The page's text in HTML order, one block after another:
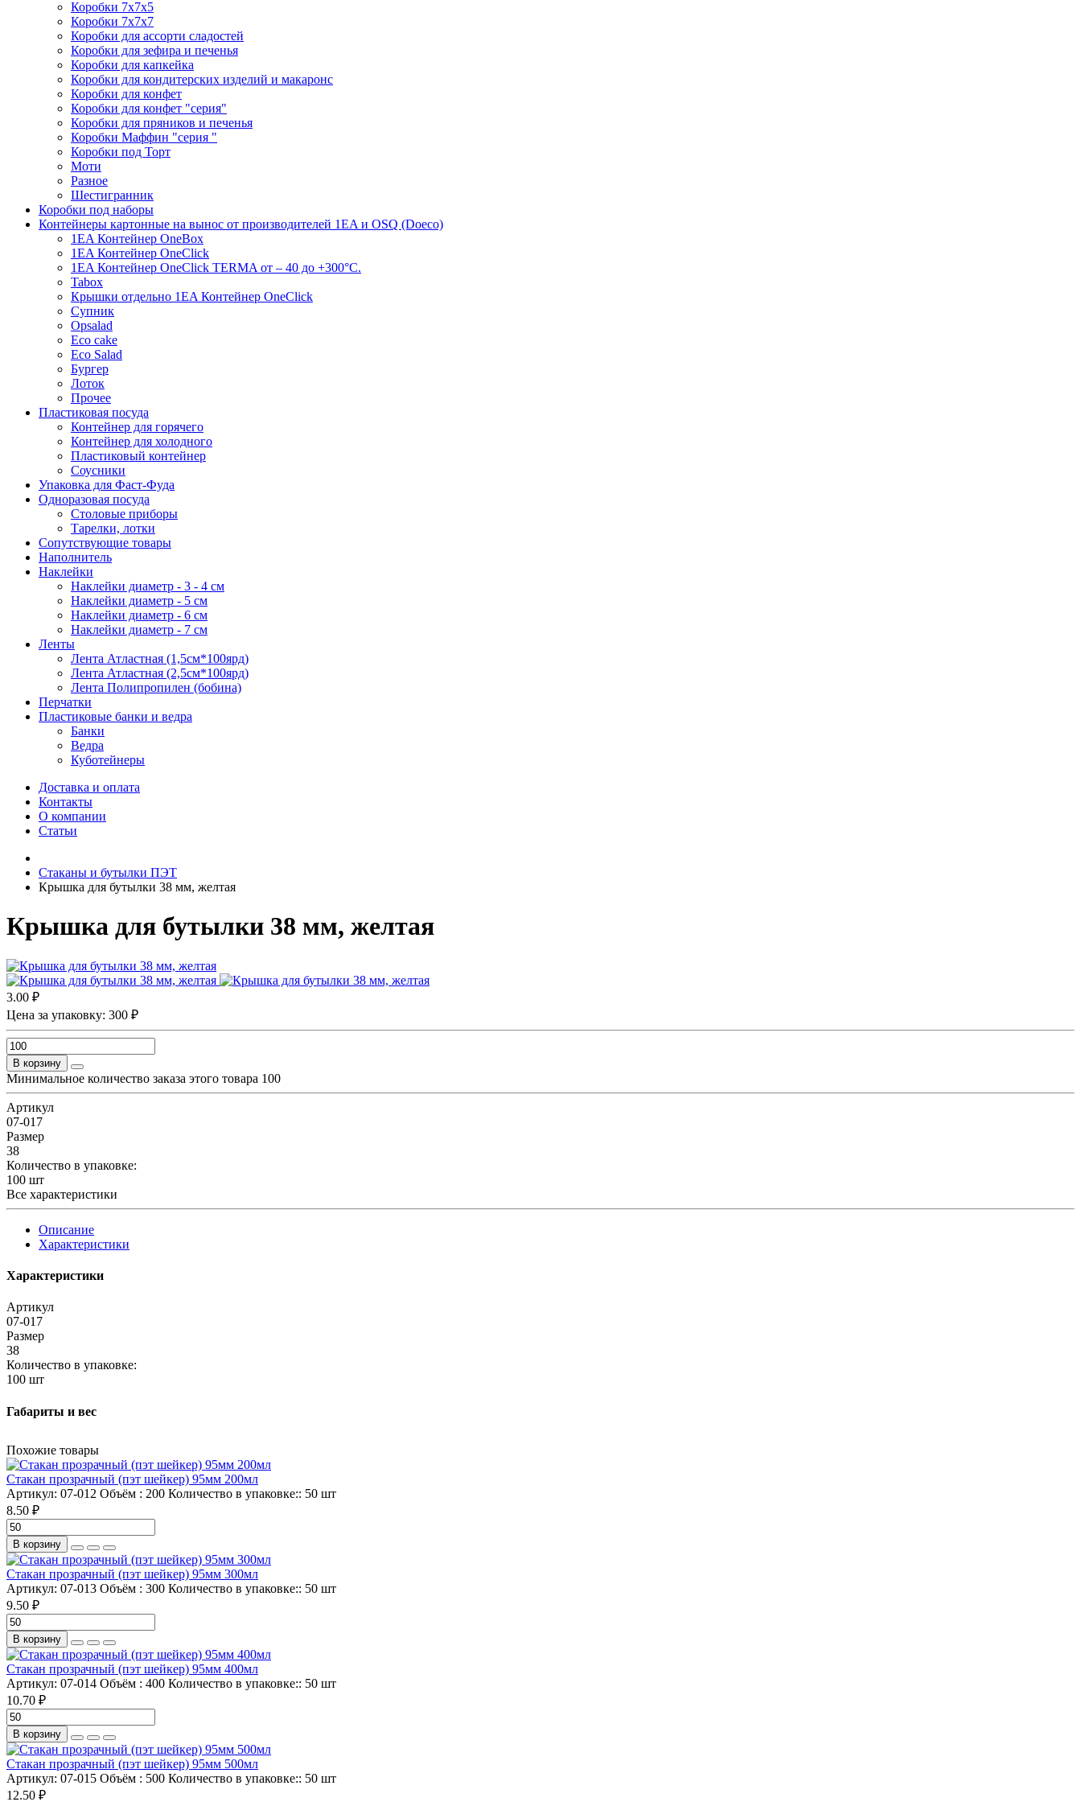
Коробки 7х7х5
Коробки 7х7х7
Коробки для ассорти сладостей
Коробки для зефира и печенья
Коробки для капкейка
Коробки для кондитерских изделий и макаронс
Коробки для конфет
Коробки для конфет "серия"
Коробки для пряников и печенья
Коробки Маффин "серия "
Коробки под Торт
Моти
Разное
Шестигранник
Коробки под наборы
Контейнеры картонные на вынос от производителей 1EA и OSQ (Doeco)
1EA Контейнер OneBox
1EA Контейнер OneClick
1EA Контейнер OneClick TERMA от – 40 до +300°C.
Tabox
Крышки отдельно 1EA Контейнер OneClick
Супник
Opsalad
Eco cake
Eco Salad
Бургер
Лоток
Прочее
Пластиковая посуда
Контейнер для горячего
Контейнер для холодного
Пластиковый контейнер
Соусники
Упаковка для Фаст-Фуда
Одноразовая посуда
Столовые приборы
Тарелки, лотки
Сопутствующие товары
Наполнитель
Наклейки
Наклейки диаметр - 3 - 4 см
Наклейки диаметр - 5 см
Наклейки диаметр - 6 см
Наклейки диаметр - 7 см
Ленты
Лента Атластная (1,5см*100ярд)
Лента Атластная (2,5см*100ярд)
Лента Полипропилен (бобина)
Перчатки
Пластиковые банки и ведра
Банки
Ведра
Куботейнеры
Доставка и оплата
Контакты
О компании
Статьи
Стаканы и бутылки ПЭТ
Крышка для бутылки 38 мм, желтая
Крышка для бутылки 38 мм, желтая
3.00 ₽
Цена за упаковку: 300 ₽
В корзину
Минимальное количество заказа этого товара 100
Артикул
07-017
Размер
38
Количество в упаковке:
100 шт
Все характеристики
Описание
Характеристики
Характеристики
Артикул
07-017
Размер
38
Количество в упаковке:
100 шт
Габариты и вес
Похожие товары
Стакан прозрачный (пэт шейкер) 95мм 200мл
Артикул: 07-012 Объём : 200 Количество в упаковке:: 50 шт
8.50 ₽
В корзину
Стакан прозрачный (пэт шейкер) 95мм 300мл
Артикул: 07-013 Объём : 300 Количество в упаковке:: 50 шт
9.50 ₽
В корзину
Стакан прозрачный (пэт шейкер) 95мм 400мл
Артикул: 07-014 Объём : 400 Количество в упаковке:: 50 шт
10.70 ₽
В корзину
Стакан прозрачный (пэт шейкер) 95мм 500мл
Артикул: 07-015 Объём : 500 Количество в упаковке:: 50 шт
12.50 ₽